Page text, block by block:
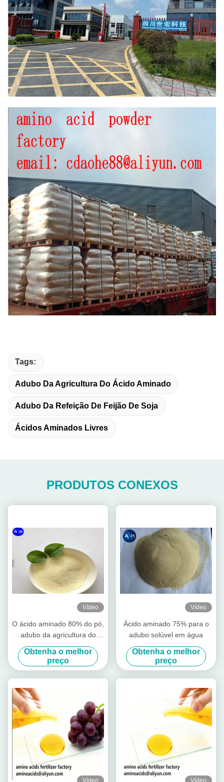
Tags:
Adubo Da Agricultura Do Ácido Aminado
Adubo Da Refeição De Feijão De Soja
Ácidos Aminados Livres
PRODUTOS CONEXOS
Vídeo
O ácido aminado 80% do pó,
adubo da agricultura do
ácido aminado estimula o
crescimento da raiz
Obtenha o melhor
preço
Vídeo
Ácido aminado 75% para o
adubo solúvel em água
Obtenha o melhor
preço